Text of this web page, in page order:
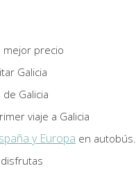
mejor precio
Galicia
Galicia
viaje a Galicia
y Europa en autobús.